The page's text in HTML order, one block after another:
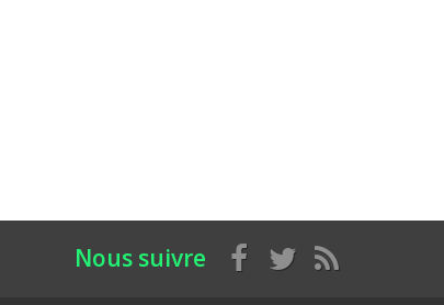
Nous suivre